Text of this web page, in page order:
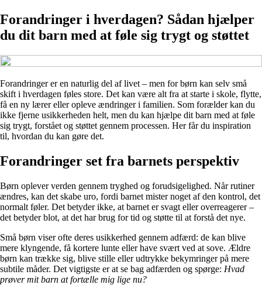
Forandringer i hverdagen? Sådan hjælper
du dit barn med at føle sig trygt og støttet
Forandringer er en naturlig del af livet – men for børn kan selv små
skift i hverdagen føles store. Det kan være alt fra at starte i skole, flytte,
få en ny lærer eller opleve ændringer i familien. Som forælder kan du
ikke fjerne usikkerheden helt, men du kan hjælpe dit barn med at føle
sig trygt, forstået og støttet gennem processen. Her får du inspiration
til, hvordan du kan gøre det.
Forandringer set fra barnets perspektiv
Børn oplever verden gennem tryghed og forudsigelighed. Når rutiner
ændres, kan det skabe uro, fordi barnet mister noget af den kontrol, det
normalt føler. Det betyder ikke, at barnet er svagt eller overreagerer –
det betyder blot, at det har brug for tid og støtte til at forstå det nye.
Små børn viser ofte deres usikkerhed gennem adfærd: de kan blive
mere klyngende, få kortere lunte eller have svært ved at sove. Ældre
børn kan trække sig, blive stille eller udtrykke bekymringer på mere
subtile måder. Det vigtigste er at se bag adfærden og spørge: Hvad
prøver mit barn at fortælle mig lige nu?